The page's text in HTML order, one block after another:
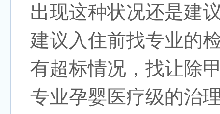
出现这种状况还是建
建议入住前找专业的
有超标情况，找让除
专业孕婴医疗级的治